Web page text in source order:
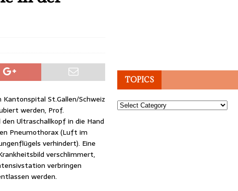
St.Gallen/Schweiz
werden, Prof.
Ultraschallkopf in die Hand
Pneumothorax (Luft im
verhindert). Eine
verschlimmert,
verbringen
werden.
TOPICS
Topics